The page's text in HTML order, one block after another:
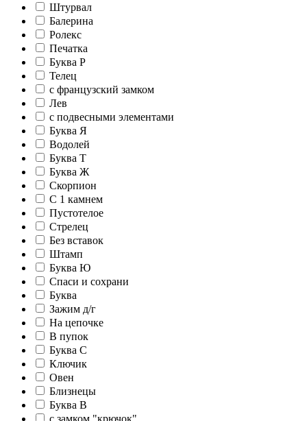
Штурвал
Балерина
Ролекс
Печатка
Буква Р
Телец
c французский замком
Лев
c подвесными элементами
Буква Я
Водолей
Буква Т
Буква Ж
Скорпион
С 1 камнем
Пустотелое
Стрелец
Без вставок
Штамп
Буква Ю
Спаси и сохрани
Буква
Зажим д/г
На цепочке
В пупок
Буква С
Ключик
Овен
Близнецы
Буква В
c замком "крючок"